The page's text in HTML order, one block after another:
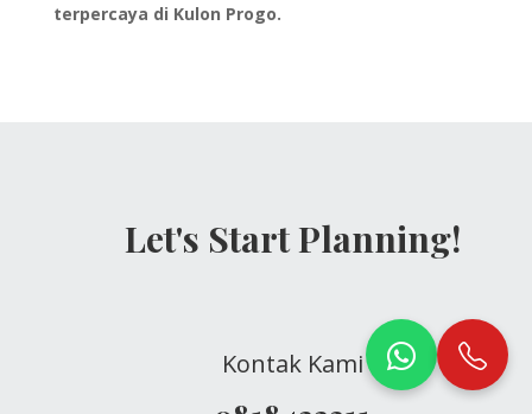
terpercaya di Kulon Progo.
Let's Start Planning!
Kontak Kami